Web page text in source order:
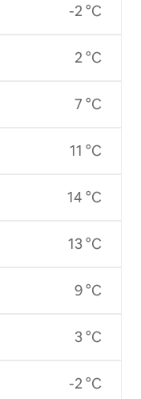
-2 °C
2 °C
7 °C
11 °C
14 °C
13 °C
9 °C
3 °C
-2 °C